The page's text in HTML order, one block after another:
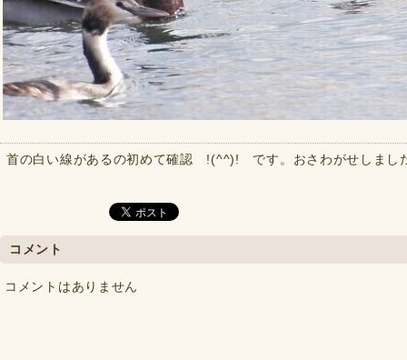
首の白い線があるの初めて確認 !(^^)! です。おさわがせしまし
コメント
コメントはありません